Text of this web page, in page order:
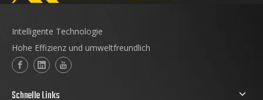
Intelligente Technologie
Hohe Effizienz und umweltfreundlich
Schnelle Links